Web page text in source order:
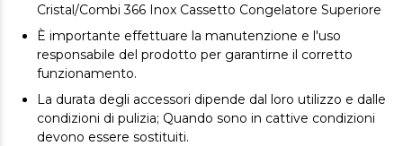
Cristal/Combi 366 Inox Cassetto Congelatore Superiore
È importante effettuare la manutenzione e l'uso
responsabile del prodotto per garantirne il corretto
funzionamento.
La durata degli accessori dipende dal loro utilizzo e dalle
condizioni di pulizia; Quando sono in cattive condizioni
devono essere sostituiti.